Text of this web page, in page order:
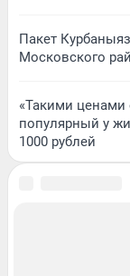
Пакет
Московского
«Такими
популярный у
1000 рублей